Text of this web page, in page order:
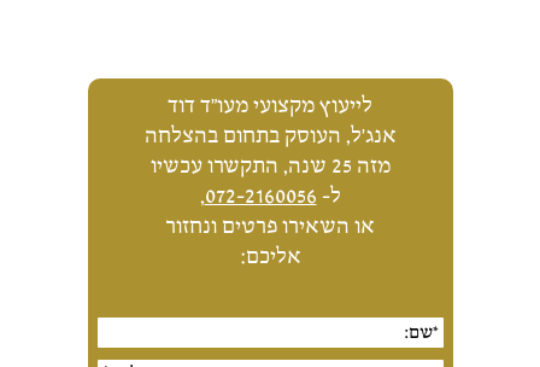
לייעוץ מקצועי מעו"ד דוד
אנג'ל, העוסק בתחום בהצלחה
מזה 25 שנה, התקשרו עכשיו
ל- 072-2160056
,
או השאירו פרטים ונחזור
אליכם: